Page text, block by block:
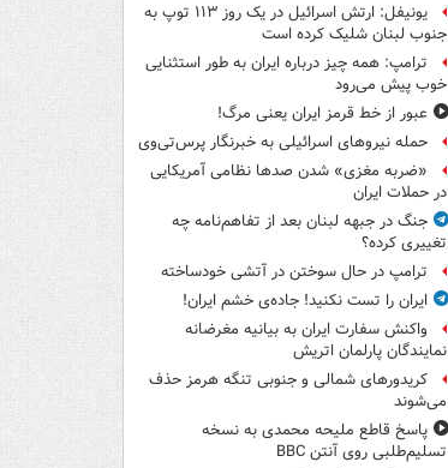
یونیفل: ارتش اسرائیل در یک روز ۱۱۳ توپ به
جنوب لبنان شلیک کرده است
ترامپ: همه چیز درباره ایران به طور استثنایی
خوب پیش می‌رود
عبور از خط قرمز ایران یعنی مرگ!
حمله نیروهای اسرائیلی به خبرنگار پرس‌تی‌وی
«ضربه مغزی» شدن صدها نظامی آمریکایی
در حملات ایران
جنگ در جبهه لبنان بعد از تفاهم‌نامه چه
تغییری کرده؟
ترامپ در حال سوختن در آتشی خودساخته
ایران را تست نکنید! جاده‌ی خشم ایران!
واکنش سفارت ایران به بیانیه مغرضانه
نمایندگان پارلمان اتریش
کریدورهای شمالی و جنوبی تنگه هرمز حذف
می‌شوند
پاسخ قاطع ملیحه محمدی به نسخه
تسلیم‌طلبی روی آنتن BBC